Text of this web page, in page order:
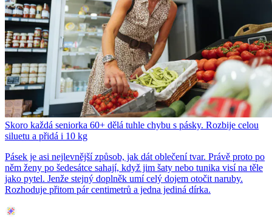
Skoro každá seniorka 60+ dělá tuhle chybu s pásky. Rozbije celou
siluetu a přidá i 10 kg
Pásek je asi nejlevnější způsob, jak dát oblečení tvar. Právě proto po
něm ženy po šedesátce sahají, když jim šaty nebo tunika visí na těle
jako pytel. Jenže stejný doplněk umí celý dojem otočit naruby.
Rozhoduje přitom pár centimetrů a jedna jediná dírka.